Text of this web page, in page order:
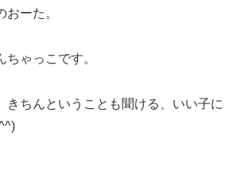
ーた。
ゃっこです。
きちんということも聞ける、いい子に